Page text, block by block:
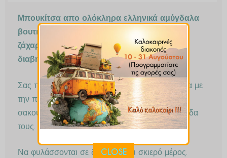
Μπουκίτσα απο ολόκληρα ελληνικά αμύγδαλα
βουτηγμένα σε σοκολάτα υγείας 67%, χωρίς
ζάχαρη με στέβια. Κατάλληλη και για
διαβητικούς.
Σας προσφέρουμε τα σοκολατάκια μας, ανάλογα με
την ποσότητα που θα παραγγείλετε, σε ειδικό
σακουλάκι ή κουτί, όπου διατηρούν την φρεσκάδα
τους.
Να φυλάσσονται σε δροσερό και σκιερό μέρος.
CLOSE